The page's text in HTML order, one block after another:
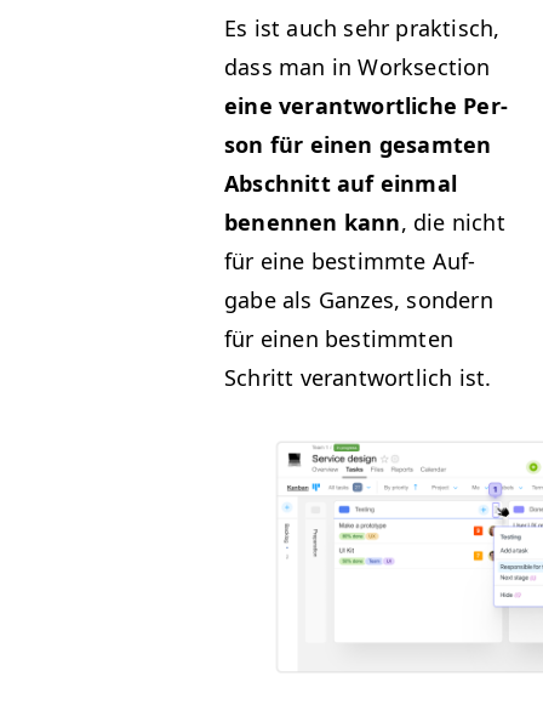
Es ist auch sehr prak­tisch,
dass man in Work­sec­tion
eine ver­ant­wortliche Per­
son für einen gesamten
Abschnitt auf ein­mal
benen­nen kann, die nicht
für eine bes­timmte Auf­
gabe als Ganzes, son­dern
für einen bes­timmten
Schritt ver­ant­wortlich ist.